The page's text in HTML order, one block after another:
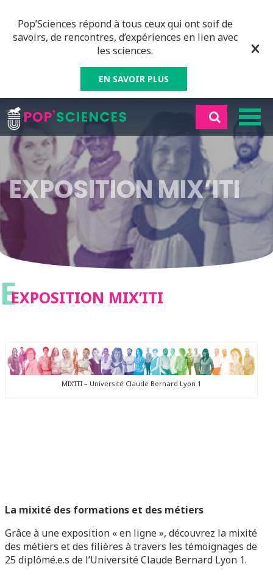
Pop’Sciences répond à tous ceux qui ont soif de
savoirs, de rencontres, d’expériences en lien avec
les sciences.
EN SAVOIR PLUS
EXPOSITION MIX’ITI
EEXPOSITION MIX’ITI
MIX’ITI – Université Claude Bernard Lyon 1
La mixité des formations et des métiers
Grâce à une exposition « en ligne », découvrez la mixité
des métiers et des filières à travers les témoignages de
25 diplômé.e.s de l’Université Claude Bernard Lyon 1.